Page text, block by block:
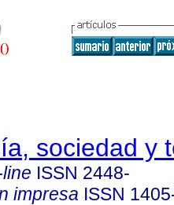
sociedad y
ISSN 2448-
impresa ISSN